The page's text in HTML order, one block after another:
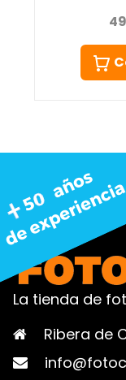
La tienda de
Ribera de